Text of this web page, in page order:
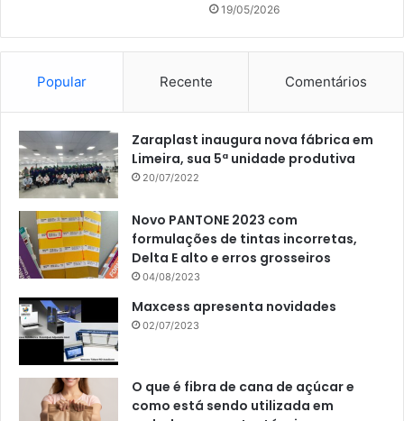
19/05/2026
Popular Recente Comentários
Zaraplast inaugura nova fábrica em
Limeira, sua 5ª unidade produtiva
20/07/2022
Novo PANTONE 2023 com
formulações de tintas incorretas,
Delta E alto e erros grosseiros
04/08/2023
Maxcess apresenta novidades
02/07/2023
O que é fibra de cana de açúcar e
como está sendo utilizada em